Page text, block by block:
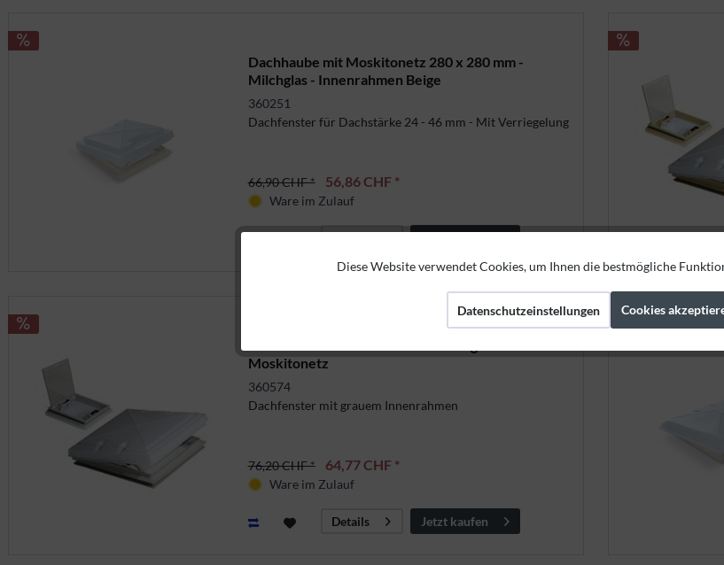
Dachhaube mit Moskitonetz 280 x 280 mm -
Milchglas - Innenrahmen Beige
360251
Dachfenster für Dachstärke 24 - 46 mm - Mit Verriegelung
66,90 CHF * 56,86 CHF *
Ware im Zulauf
Moskitonetz
360574
Dachfenster mit grauem Innenrahmen
76,20 CHF * 64,77 CHF *
Ware im Zulauf
Details Jetzt kaufen
Diese Website verwendet Cookies, um Ihnen die bestmögliche
Datenschutzeinstellungen Cookies